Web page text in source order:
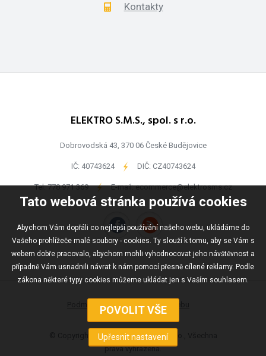
Tato webová stránka používá cookies
Abychom Vám dopřáli co nejlepší používání našeho webu, ukládáme do
Vašeho prohlížeče malé soubory - cookies. Ty slouží k tomu, aby se Vám s
webem dobře pracovalo, abychom mohli vyhodnocovat jeho návštěvnost a
případně Vám usnadnili návrat k nám pomocí přesně cílené reklamy. Podle
zákona některé typy cookies můžeme ukládat jen s Vaším souhlasem.
Kontakty
ELEKTRO S.M.S., spol. s r.o.
Dobrovodská 43, 370 06 České Budějovice
IČ: 40743624 - DIČ: CZ40743624
Tel:778 971 369 - E-mail:ecommerce@elektrosms.cz
Podmínky užívání Mapa webu
© Copyright ELEKTRO S.M.S., spol s r.o., Všechna
práva vyhrazena.